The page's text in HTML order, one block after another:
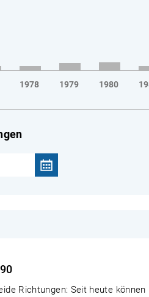
1978 1979 1980
Richtungen: Seit heute